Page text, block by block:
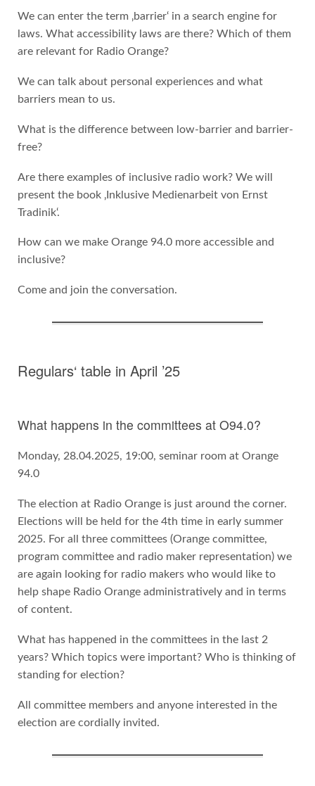
We can enter the term ‚barrier‘ in a search engine for
laws. What accessibility laws are there? Which of them
are relevant for Radio Orange?
We can talk about personal experiences and what
barriers mean to us.
What is the difference between low-barrier and barrier-
free?
Are there examples of inclusive radio work? We will
present the book ‚Inklusive Medienarbeit von Ernst
Tradinik‘.
How can we make Orange 94.0 more accessible and
inclusive?
Come and join the conversation.
Regulars‘ table in April ’25
What happens in the committees at O94.0?
Monday, 28.04.2025, 19:00, seminar room at Orange
94.0
The election at Radio Orange is just around the corner.
Elections will be held for the 4th time in early summer
2025. For all three committees (Orange committee,
program committee and radio maker representation) we
are again looking for radio makers who would like to
help shape Radio Orange administratively and in terms
of content.
What has happened in the committees in the last 2
years? Which topics were important? Who is thinking of
standing for election?
All committee members and anyone interested in the
election are cordially invited.